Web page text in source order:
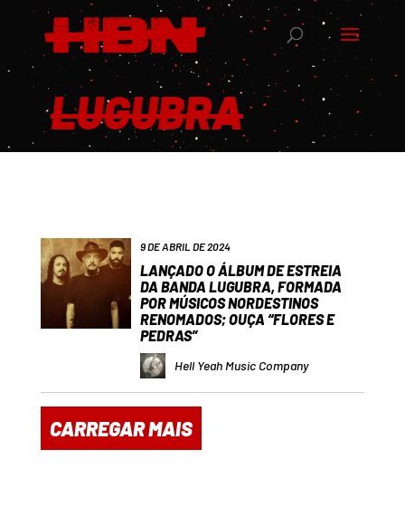
LUGUBRA
9 DE ABRIL DE 2024
LANÇADO O ÁLBUM DE ESTREIA
DA BANDA LUGUBRA, FORMADA
POR MÚSICOS NORDESTINOS
RENOMADOS; OUÇA “FLORES E
PEDRAS”
Hell Yeah Music Company
CARREGAR MAIS